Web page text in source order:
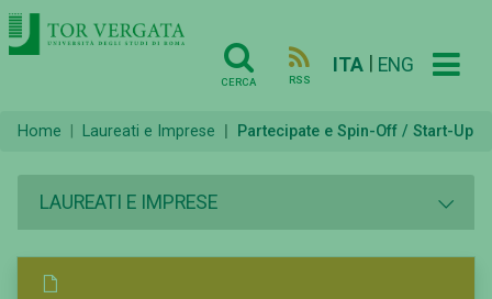
CERCA RSS
ITA ENG
Home Laureati e Imprese Partecipate e Spin-Off / Start-Up
LAUREATI E IMPRESE